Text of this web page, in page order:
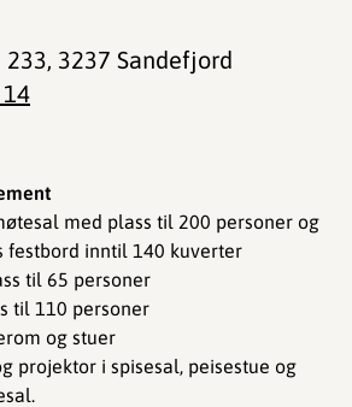
med plass til 200 personer og
festbord inntil 140 kuverter
til 65 personer
til 110 personer
og stuer
projektor i spisesal, peisestue og
233, 3237 Sandefjord